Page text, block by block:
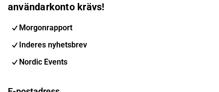
användarkonto krävs!
Morgonrapport
Inderes nyhetsbrev
Nordic Events